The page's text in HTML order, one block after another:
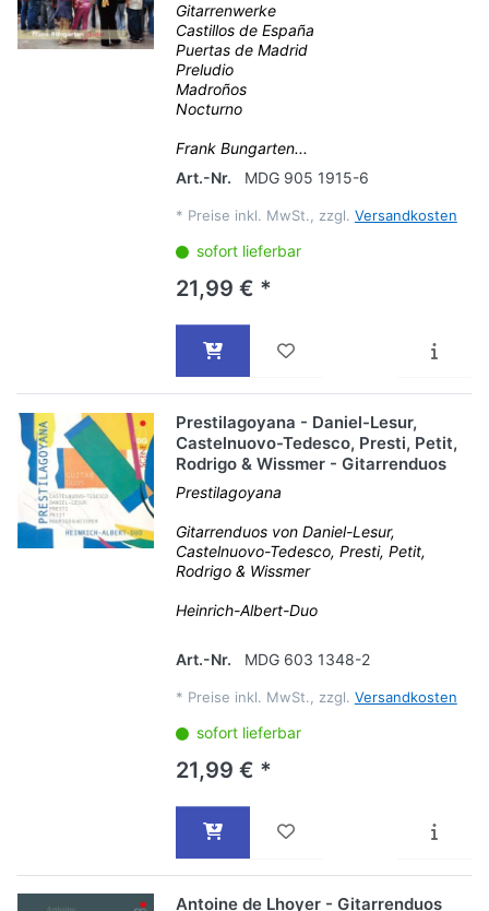
Gitarrenwerke
Castillos de España
Puertas de Madrid
Preludio
Madroños
Nocturno
Frank Bungarten...
Art.-Nr.
MDG 905 1915-6
* Preise inkl. MwSt., zzgl. Versandkosten
sofort lieferbar
21,99 € *
Prestilagoyana - Daniel-Lesur,
Castelnuovo-Tedesco, Presti, Petit,
Rodrigo & Wissmer - Gitarrenduos
Prestilagoyana
Gitarrenduos von Daniel-Lesur,
Castelnuovo-Tedesco, Presti, Petit,
Rodrigo & Wissmer
Heinrich-Albert-Duo
Art.-Nr. MDG 603 1348-2
* Preise inkl. MwSt., zzgl. Versandkosten
sofort lieferbar
21,99 € *
Antoine de Lhoyer - Gitarrenduos